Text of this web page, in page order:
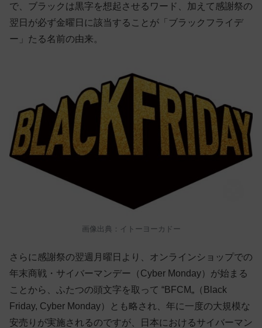
で、ブラックは黒字を想起させるワード、加えて感謝祭の
翌日が必ず金曜日に該当することが「ブラックフライデ
ー」たる名前の由来。
画像出典：イトーヨーカドー
さらに感謝祭の翌週月曜日より、オンラインショップでの
年末商戦・サイバーマンデー（Cyber Monday）が始まる
ことから、ふたつの頭文字を取って “BFCM„（Black
Friday, Cyber Monday）とも略され、年に一度の大規模な
安売りが実施されるのですが、日本におけるサイバーマン